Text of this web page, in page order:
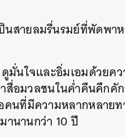
นสายลมรื่นรมย์ที่พัดพา
ดูมั่นใจและอิ่มเอมด้วย
สื่อมวลชนในค่ำคืนคึกคั
นที่มีความหลากหลาย
านานกว่า 10 ปี